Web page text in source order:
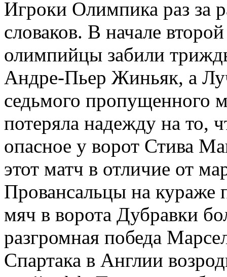
Игроки Олимпика раз за
словаков. В начале
олимпийцы забили
Андре-Пьер Жиньяк, а
седьмого пропущенного
потеряла надежду на то,
опасное у ворот Стива
этот матч в отличие от
Провансальцы на кураже
мяч в ворота Дубравки
разгромная победа
Спартака в Англии